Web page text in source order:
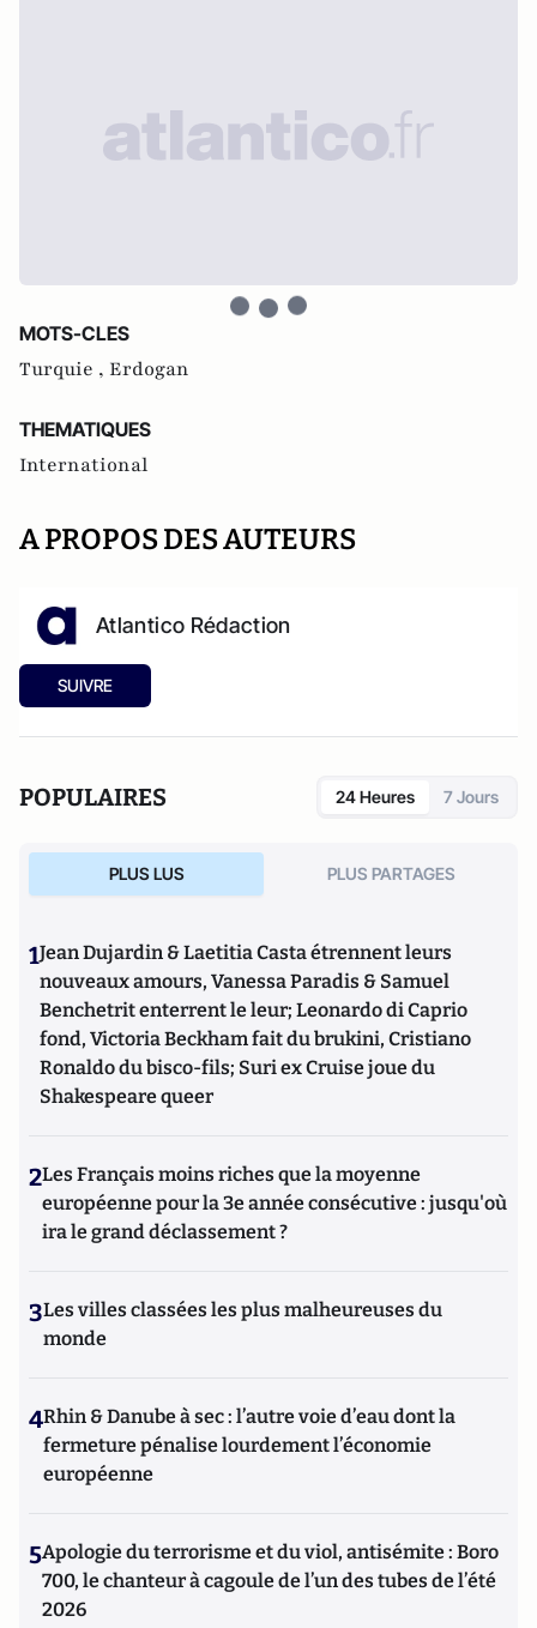
MOTS-CLES
Turquie , Erdogan
THEMATIQUES
International
A PROPOS DES AUTEURS
Atlantico Rédaction
SUIVRE
POPULAIRES 24 Heures 7 Jours
PLUS LUS PLUS PARTAGES
1Jean Dujardin & Laetitia Casta étrennent leurs
nouveaux amours, Vanessa Paradis & Samuel
Benchetrit enterrent le leur; Leonardo di Caprio
fond, Victoria Beckham fait du brukini, Cristiano
Ronaldo du bisco-fils; Suri ex Cruise joue du
Shakespeare queer
2Les Français moins riches que la moyenne
européenne pour la 3e année consécutive : jusqu'où
ira le grand déclassement ?
3Les villes classées les plus malheureuses du
monde
4Rhin & Danube à sec : l’autre voie d’eau dont la
fermeture pénalise lourdement l’économie
européenne
5Apologie du terrorisme et du viol, antisémite : Boro
700, le chanteur à cagoule de l’un des tubes de l’été
2026